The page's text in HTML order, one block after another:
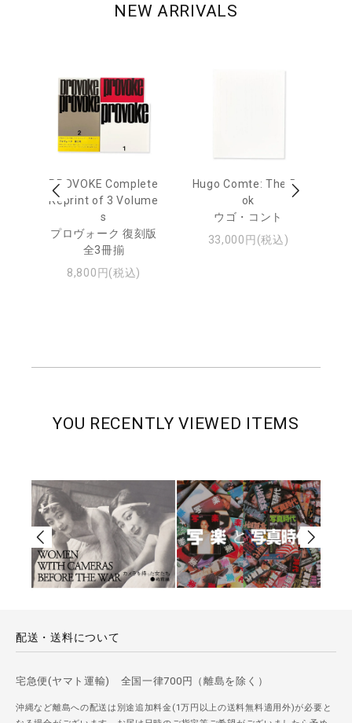
NEW ARRIVALS
PROVOKE Complete
Reprint of 3 Volume
s
プロヴォーク 復刻版
全3冊揃
8,800円(税込)
Hugo Comte: The Bo
ok
ウゴ・コント
33,000円(税込)
YOU RECENTLY VIEWED ITEMS
配送・送料について
宅急便(ヤマト運輸) 全国一律700円（離島を除く）
沖縄など離島への配送は別途追加料金(1万円以上の送料無料適用外)が必要と